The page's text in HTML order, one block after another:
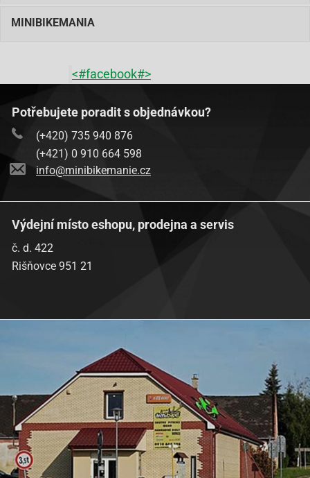
MINIBIKEMANIA
<#facebook#>
Potřebujete poradit s objednávkou?
(+420) 735 940 876
(+421) 0 910 664 598
info@minibikemanie.cz
Výdejní místo eshopu, prodejna a servis
č. d. 422
Rišňovce 951 21